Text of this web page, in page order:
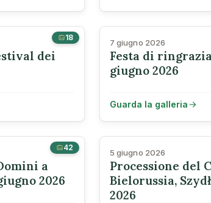
18
dei
7 giugno 2026
Festa di
giugno 2026
Guarda la galleria
42
a
2026
5 giugno 2026
Processione del
Bielorussia,
2026